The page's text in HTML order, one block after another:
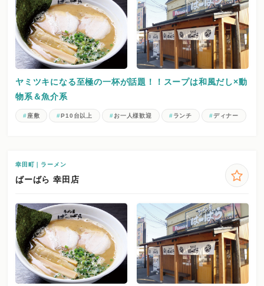
ヤミツキになる至極の一杯が話題！！スープは和風だし×動
物系＆魚介系
座敷 P10台以上 お一人様歓迎 ランチ ディナー
幸田町｜ラーメン
ばーばら 幸田店